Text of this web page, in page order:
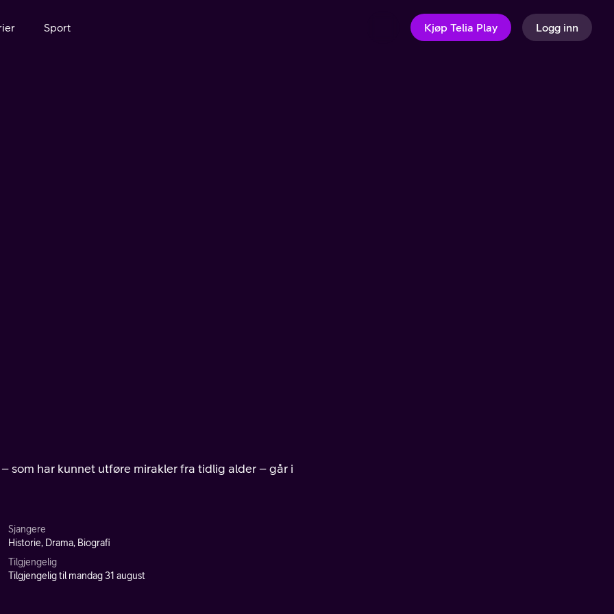
Sport Kjøp Telia Play Logg inn
som har kunnet utføre mirakler fra tidlig alder – går i
Sjangere
Historie, Drama, Biografi
Tilgjengelig
Tilgjengelig til mandag 31 august